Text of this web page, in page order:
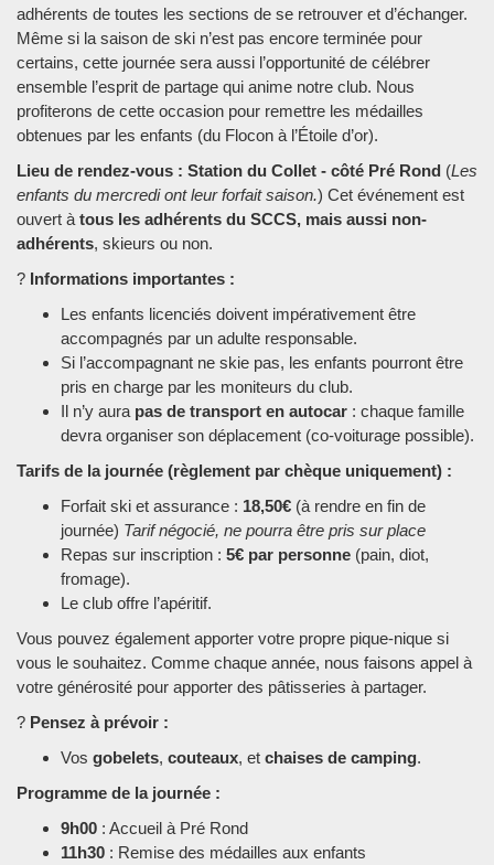
adhérents de toutes les sections de se retrouver et d’échanger.
Même si la saison de ski n’est pas encore terminée pour
certains, cette journée sera aussi l’opportunité de célébrer
ensemble l’esprit de partage qui anime notre club. Nous
profiterons de cette occasion pour remettre les médailles
obtenues par les enfants (du Flocon à l’Étoile d’or).
Lieu de rendez-vous : Station du Collet - côté Pré Rond (Les
enfants du mercredi ont leur forfait saison.) Cet événement est
ouvert à tous les adhérents du SCCS, mais aussi non-
adhérents, skieurs ou non.
? Informations importantes :
Les enfants licenciés doivent impérativement être
accompagnés par un adulte responsable.
Si l’accompagnant ne skie pas, les enfants pourront être
pris en charge par les moniteurs du club.
Il n’y aura pas de transport en autocar : chaque famille
devra organiser son déplacement (co-voiturage possible).
Tarifs de la journée (règlement par chèque uniquement) :
Forfait ski et assurance : 18,50€ (à rendre en fin de
journée) Tarif négocié, ne pourra être pris sur place
Repas sur inscription : 5€ par personne (pain, diot,
fromage).
Le club offre l’apéritif.
Vous pouvez également apporter votre propre pique-nique si
vous le souhaitez. Comme chaque année, nous faisons appel à
votre générosité pour apporter des pâtisseries à partager.
? Pensez à prévoir :
Vos gobelets, couteaux, et chaises de camping.
Programme de la journée :
9h00 : Accueil à Pré Rond
11h30 : Remise des médailles aux enfants